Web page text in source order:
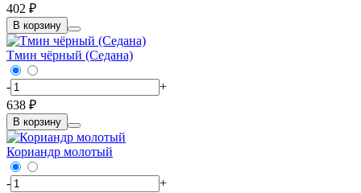
402 ₽
В корзину
Тмин чёрный (Седана)
-
+
638 ₽
В корзину
Кориандр молотый
-
+